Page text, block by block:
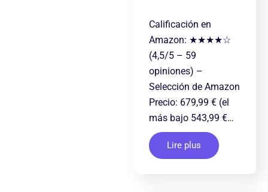
Calificación en
Amazon: ★★★★☆
(4,5/5 – 59
opiniones) –
Selección de Amazon
Precio: 679,99 € (el
más bajo 543,99 €…
Lire plus